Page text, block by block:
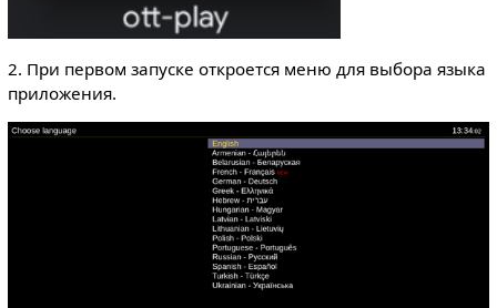
2. При первом запуске откроется меню для выбора языка
приложения.